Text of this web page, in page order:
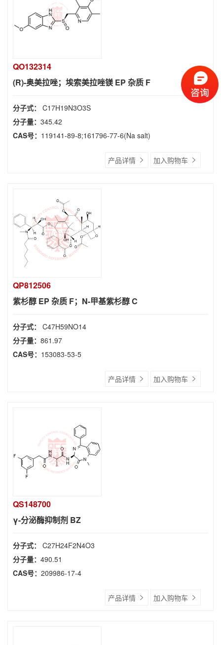
QO132314
(R)-奥美拉唑；埃索美拉唑镁 EP 杂质 F
分子式： C17H19N3O3S
分子量： 345.42
CAS号： 119141-89-8;161796-77-6(Na salt)
产品详情 加入购物车
QP812506
紫杉醇 EP 杂质 F；N-甲基紫杉醇 C
分子式： C47H59NO14
分子量： 861.97
CAS号： 153083-53-5
产品详情 加入购物车
QS148700
γ-分泌酶抑制剂 BZ
分子式： C27H24F2N4O3
分子量： 490.51
CAS号： 209986-17-4
产品详情 加入购物车